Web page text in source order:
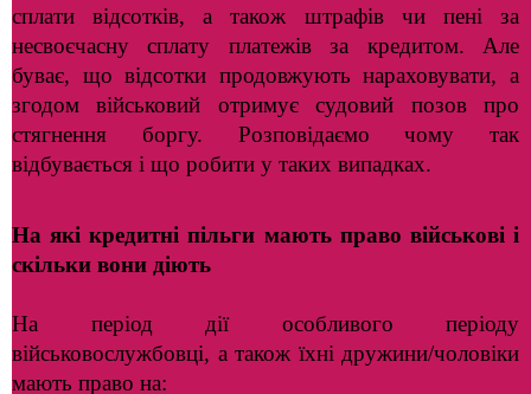
сплати відсотків, а також штрафів чи пені за
несвоєчасну сплату платежів за кредитом. Але
буває, що відсотки продовжують нараховувати, а
згодом військовий отримує судовий позов про
стягнення боргу. Розповідаємо чому так
відбувається і що робити у таких випадках.
На які кредитні пільги мають право військові і
скільки вони діють
На період дії особливого періоду
військовослужбовці, а також їхні дружини/чоловіки
мають право на: